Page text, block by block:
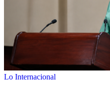
Lo Internacional